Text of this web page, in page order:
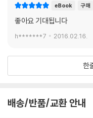
eBook 구매
좋아요 기대됩니다
h*******7 2016.02.16.
한
배송/반품/교환 안내